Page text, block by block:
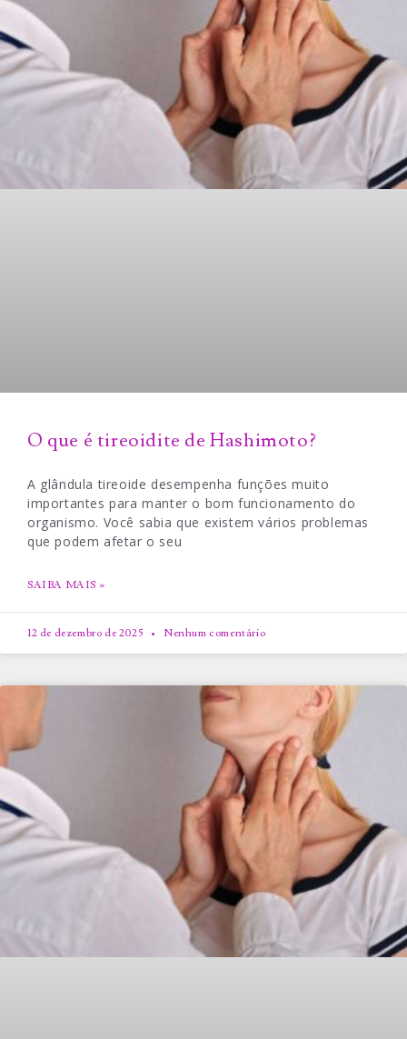
O que é tireoidite de Hashimoto?
A glândula tireoide desempenha funções muito
importantes para manter o bom funcionamento do
organismo. Você sabia que existem vários problemas
que podem afetar o seu
SAIBA MAIS »
12 de dezembro de 2025 Nenhum comentário